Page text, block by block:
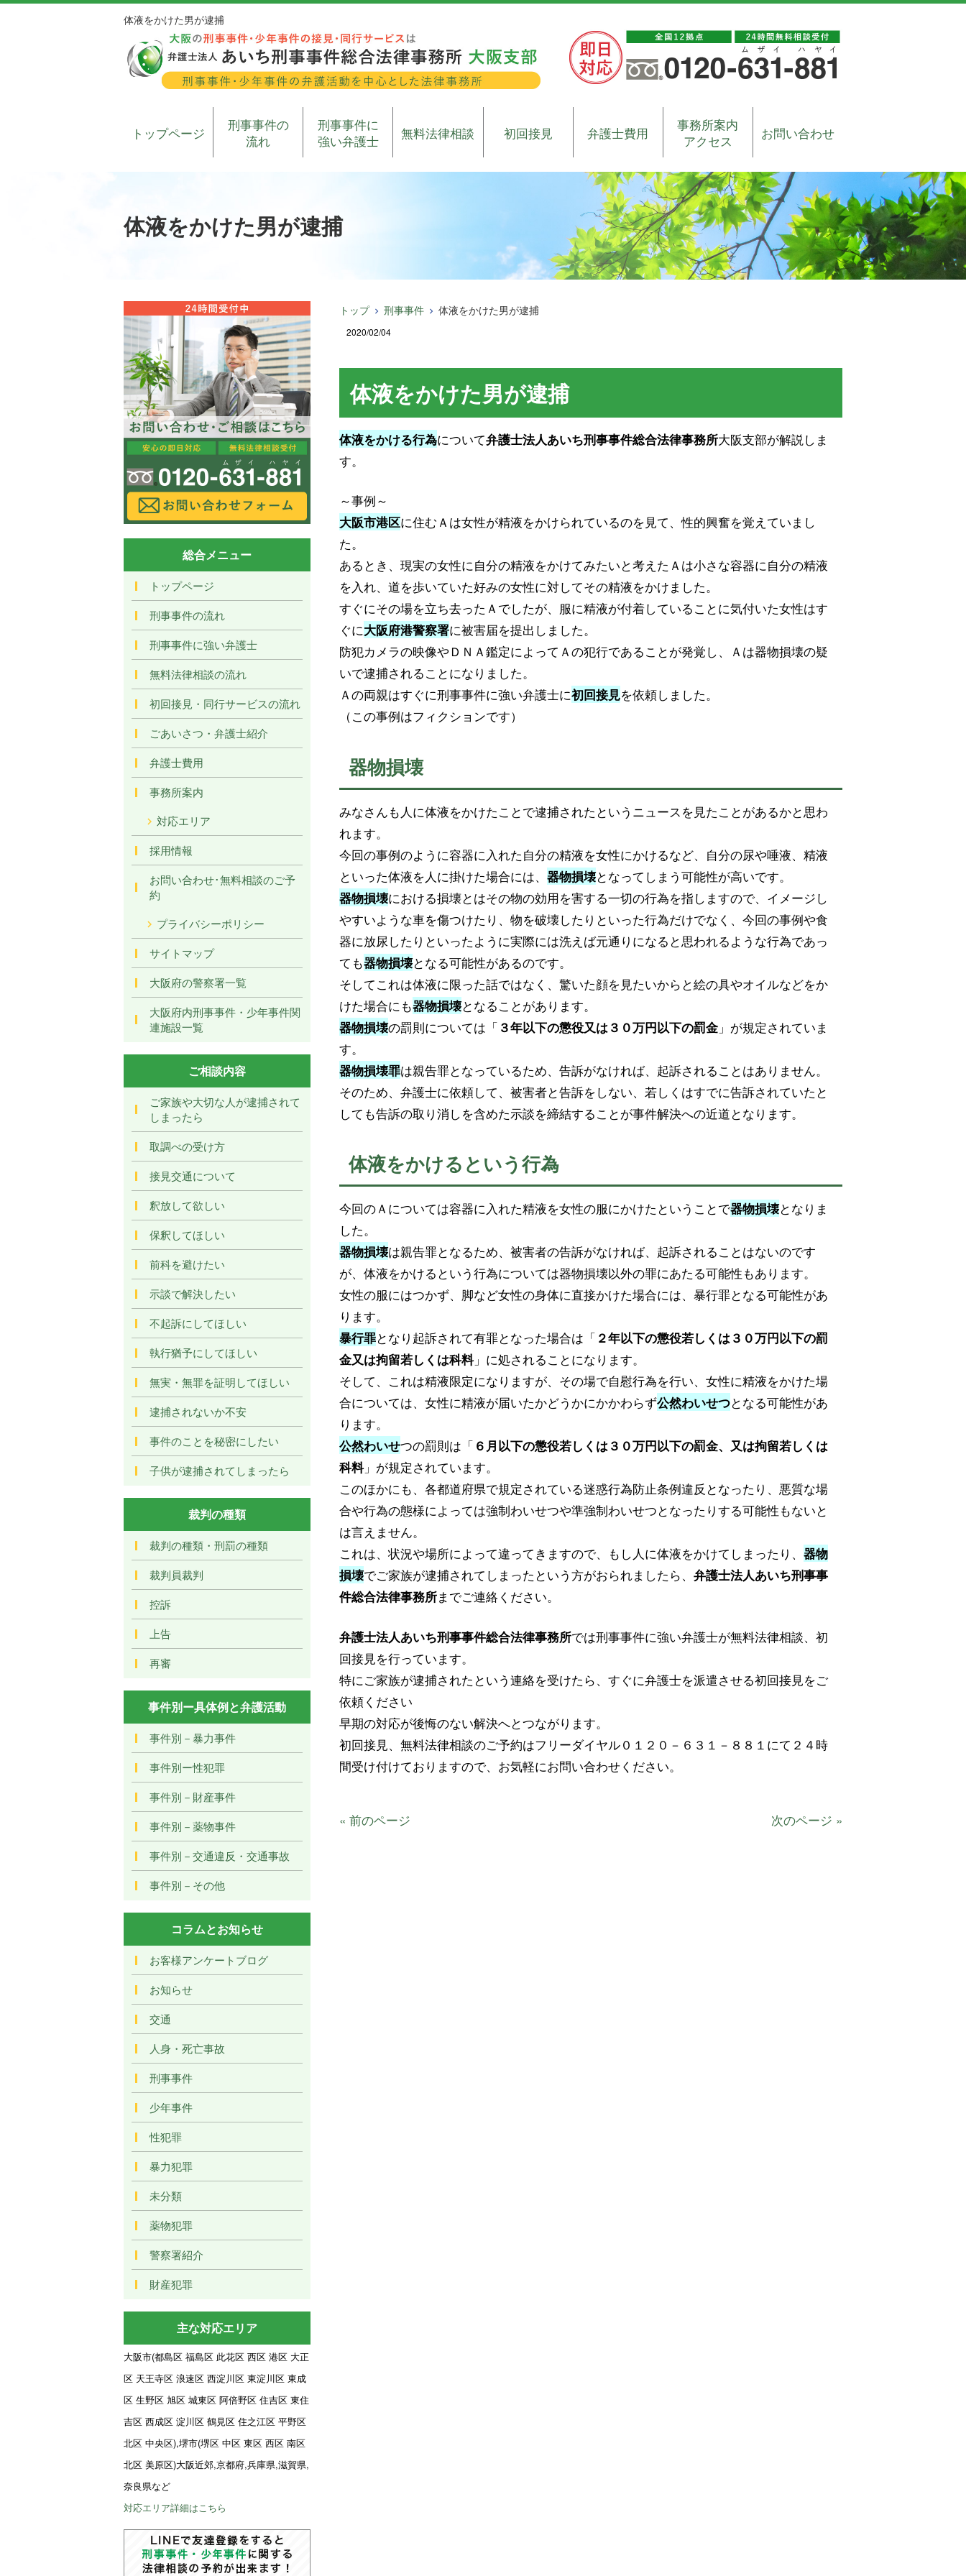
体液をかけた男が逮捕
トップページ
刑事事件の
流れ
刑事事件に
強い弁護士
無料法律相談 初回接見 弁護士費用
事務所案内
アクセス
お問い合わせ
体液をかけた男が逮捕
トップ 刑事事件 体液をかけた男が逮捕
2020/02/04
体液をかけた男が逮捕
体液をかける行為について弁護士法人あいち刑事事件総合法律事務所大阪支部が解説しま
す。
～事例～
大阪市港区に住むＡは女性が精液をかけられているのを見て、性的興奮を覚えていまし
た。
あるとき、現実の女性に自分の精液をかけてみたいと考えたＡは小さな容器に自分の精液
を入れ、道を歩いていた好みの女性に対してその精液をかけました。
すぐにその場を立ち去ったＡでしたが、服に精液が付着していることに気付いた女性はす
ぐに大阪府港警察署に被害届を提出しました。
防犯カメラの映像やＤＮＡ鑑定によってＡの犯行であることが発覚し、Ａは器物損壊の疑
いで逮捕されることになりました。
Ａの両親はすぐに刑事事件に強い弁護士に初回接見を依頼しました。
（この事例はフィクションです）
器物損壊
みなさんも人に体液をかけたことで逮捕されたというニュースを見たことがあるかと思わ
れます。
今回の事例のように容器に入れた自分の精液を女性にかけるなど、自分の尿や唾液、精液
といった体液を人に掛けた場合には、 器物損壊となってしまう可能性が高いです。
器物損壊における損壊とはその物の効用を害する一切の行為を指しますので、イメージし
やすいような車を傷つけたり、物を破壊したりといった行為だけでなく、今回の事例や食
器に放尿したりといったように実際には洗えば元通りになると思われるような行為であっ
ても器物損壊となる可能性があるのです。
そしてこれは体液に限った話ではなく、驚いた顔を見たいからと絵の具やオイルなどをか
けた場合にも器物損壊となることがあります。
器物損壊の罰則については「 ３年以下の懲役又は３０万円以下の罰金 」が規定されていま
す。
器物損壊罪は親告罪となっているため、告訴がなければ、起訴されることはありません。
そのため、弁護士に依頼して、被害者と告訴をしない、若しくはすでに告訴されていたと
しても告訴の取り消しを含めた示談を締結することが事件解決への近道となります。
体液をかけるという行為
今回のＡについては容器に入れた精液を女性の服にかけたということで器物損壊となりま
した。
器物損壊は親告罪となるため、被害者の告訴がなければ、起訴されることはないのです
が、体液をかけるという行為については器物損壊以外の罪にあたる可能性もあります。
女性の服にはつかず、脚など女性の身体に直接かけた場合には、暴行罪となる可能性があ
ります。
暴行罪となり起訴されて有罪となった場合は「 ２年以下の懲役若しくは３０万円以下の罰
金又は拘留若しくは科料」に処されることになります。
そして、これは精液限定になりますが、その場で自慰行為を行い、女性に精液をかけた場
合については、女性に精液が届いたかどうかにかかわらず公然わいせつとなる可能性があ
ります。
公然わいせつの罰則は「 ６月以下の懲役若しくは３０万円以下の罰金、又は拘留若しくは
科料」が規定されています。
このほかにも、各都道府県で規定されている迷惑行為防止条例違反となったり、悪質な場
合や行為の態様によっては強制わいせつや準強制わいせつとなったりする可能性もないと
は言えません。
これは、状況や場所によって違ってきますので、もし人に体液をかけてしまったり、 器物
損壊でご家族が逮捕されてしまったという方がおられましたら、 弁護士法人あいち刑事事
件総合法律事務所までご連絡ください。
弁護士法人あいち刑事事件総合法律事務所では刑事事件に強い弁護士が無料法律相談、初
回接見を行っています。
特にご家族が逮捕されたという連絡を受けたら、すぐに弁護士を派遣させる初回接見をご
依頼ください
早期の対応が後悔のない解決へとつながります。
初回接見、無料法律相談のご予約はフリーダイヤル０１２０－６３１－８８１にて２４時
間受け付けておりますので、お気軽にお問い合わせください。
« 前のページ 次のページ »
総合メニュー
トップページ
刑事事件の流れ
刑事事件に強い弁護士
無料法律相談の流れ
初回接見・同行サービスの流れ
ごあいさつ・弁護士紹介
弁護士費用
事務所案内
対応エリア
採用情報
お問い合わせ･無料相談のご予
約
プライバシーポリシー
サイトマップ
大阪府の警察署一覧
大阪府内刑事事件・少年事件関
連施設一覧
ご相談内容
ご家族や大切な人が逮捕されて
しまったら
取調べの受け方
接見交通について
釈放して欲しい
保釈してほしい
前科を避けたい
示談で解決したい
不起訴にしてほしい
執行猶予にしてほしい
無実・無罪を証明してほしい
逮捕されないか不安
事件のことを秘密にしたい
子供が逮捕されてしまったら
裁判の種類
裁判の種類・刑罰の種類
裁判員裁判
控訴
上告
再審
事件別ー具体例と弁護活動
事件別－暴力事件
事件別ー性犯罪
事件別－財産事件
事件別－薬物事件
事件別－交通違反・交通事故
事件別－その他
コラムとお知らせ
お客様アンケートブログ
お知らせ
交通
人身・死亡事故
刑事事件
少年事件
性犯罪
暴力犯罪
未分類
薬物犯罪
警察署紹介
財産犯罪
主な対応エリア
大阪市(都島区 福島区 此花区 西区 港区 大正
区 天王寺区 浪速区 西淀川区 東淀川区 東成
区 生野区 旭区 城東区 阿倍野区 住吉区 東住
吉区 西成区 淀川区 鶴見区 住之江区 平野区
北区 中央区),堺市(堺区 中区 東区 西区 南区
北区 美原区)大阪近郊,京都府,兵庫県,滋賀県,
奈良県など
対応エリア詳細はこちら